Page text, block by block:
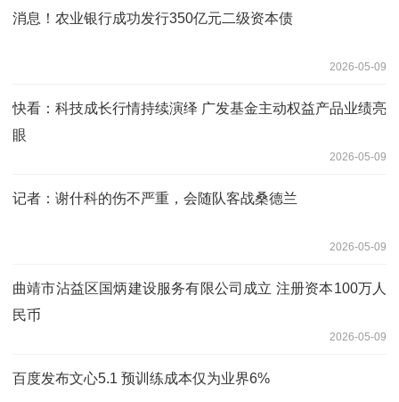
消息！农业银行成功发行350亿元二级资本债
2026-05-09
快看：科技成长行情持续演绎 广发基金主动权益产品业绩亮
眼
2026-05-09
记者：谢什科的伤不严重，会随队客战桑德兰
2026-05-09
曲靖市沾益区国炳建设服务有限公司成立 注册资本100万人
民币
2026-05-09
百度发布文心5.1 预训练成本仅为业界6%